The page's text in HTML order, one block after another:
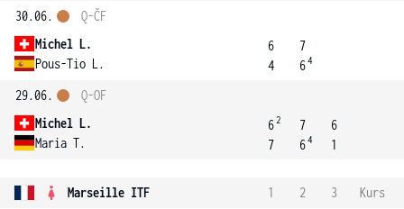
30.06.
Michel L.
Pous-Tio L.
Q-ČF
6
4
7
64
29.06.
Michel L.
Maria T.
Q-OF
62
7
7
64
6
1
Marseille ITF 1 2 3
Kurs